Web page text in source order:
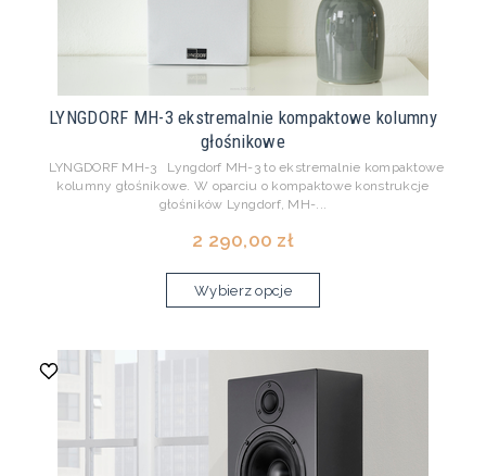
LYNGDORF MH-3 ekstremalnie kompaktowe kolumny
głośnikowe
LYNGDORF MH-3 Lyngdorf MH-3 to ekstremalnie kompaktowe
kolumny głośnikowe. W oparciu o kompaktowe konstrukcje
głośników Lyngdorf, MH-...
2 290,00 zł
Wybierz opcje